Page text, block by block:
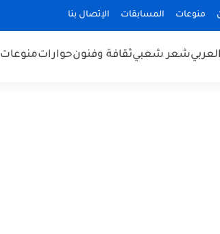
منوعات المسابقات الإتصال بنا
شعر شعبيثقافة وفنونحواراتمنوعات